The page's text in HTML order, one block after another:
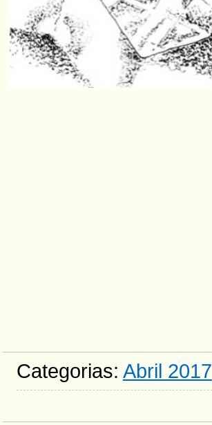
Categorias: Abril 2017